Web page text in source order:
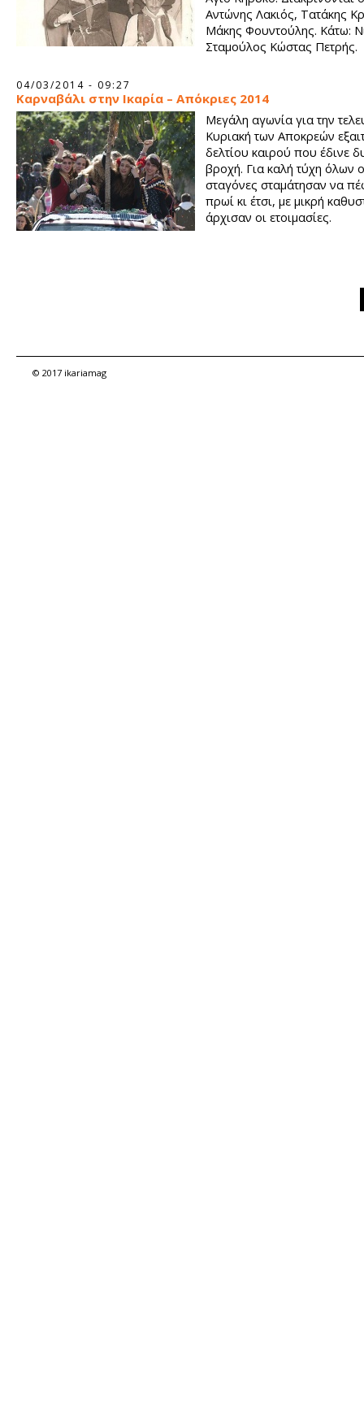
Αντώνης Λακιός, Τατάκης
Μάκης Φουντούλης. Κάτω:
Σταμούλος Κώστας Πετρής.
04/03/2014 - 09:27
Καρναβάλι στην Ικαρία – Απόκριες 2014
Μεγάλη αγωνία για την
Κυριακή των Αποκρεών
δελτίου καιρού που έδινε
βροχή. Για καλή τύχη όλων
σταγόνες σταμάτησαν να
πρωί κι έτσι, με μικρή
άρχισαν οι ετοιμασίες.
© 2017 ikariamag